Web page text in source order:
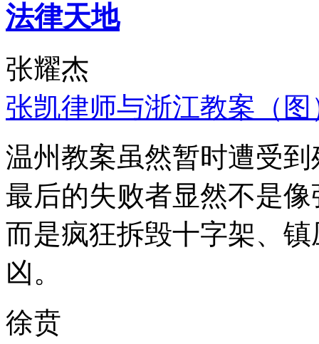
法律天地
张耀杰
张凯律师与浙江教案（图
温州教案虽然暂时遭受
最后的失败者显然不是
而是疯狂拆毁十字架、
凶。
徐贲